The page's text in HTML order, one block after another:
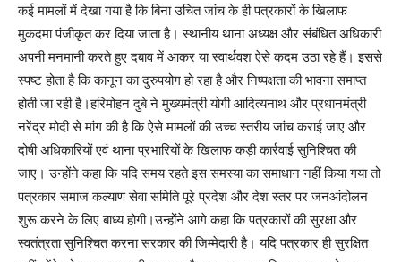
कई मामलों में देखा गया है कि बिना उचित जांच के ही पत्रकारों के खिलाफ
मुकदमा पंजीकृत कर दिया जाता है। स्थानीय थाना अध्यक्ष और संबंधित अधिकारी
अपनी मनमानी करते हुए दबाव में आकर या स्वार्थवश ऐसे कदम उठा रहे हैं। इससे
स्पष्ट होता है कि कानून का दुरुपयोग हो रहा है और निष्पक्षता की भावना समाप्त
होती जा रही है।हरिमोहन दुबे ने मुख्यमंत्री योगी आदित्यनाथ और प्रधानमंत्री
नरेंद्र मोदी से मांग की है कि ऐसे मामलों की उच्च स्तरीय जांच कराई जाए और
दोषी अधिकारियों एवं थाना प्रभारियों के खिलाफ कड़ी कार्रवाई सुनिश्चित की
जाए। उन्होंने कहा कि यदि समय रहते इस समस्या का समाधान नहीं किया गया तो
पत्रकार समाज कल्याण सेवा समिति पूरे प्रदेश और देश स्तर पर जनआंदोलन
शुरू करने के लिए बाध्य होगी।उन्होंने आगे कहा कि पत्रकारों की सुरक्षा और
स्वतंत्रता सुनिश्चित करना सरकार की जिम्मेदारी है। यदि पत्रकार ही सुरक्षित